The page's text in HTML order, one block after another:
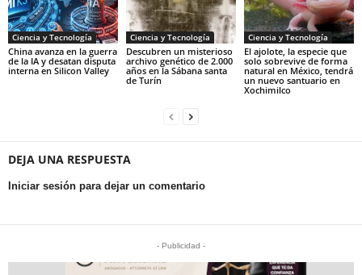
Ciencia y Tecnología
China avanza en la guerra
de la IA y desatan disputa
interna en Silicon Valley
Ciencia y Tecnología
Descubren un misterioso
archivo genético de 2.000
años en la Sábana santa
de Turín
Ciencia y Tecnología
El ajolote, la especie que
solo sobrevive de forma
natural en México, tendrá
un nuevo santuario en
Xochimilco
DEJA UNA RESPUESTA
Iniciar sesión para dejar un comentario
- Publicidad -